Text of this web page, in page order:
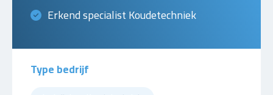
Erkend specialist Koudetechniek
Type bedrijf